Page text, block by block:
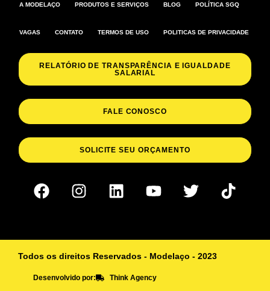
A MODELAÇO PRODUTOS E SERVIÇOS BLOG POLÍTICA SGQ
VAGAS CONTATO TERMOS DE USO POLITICAS DE PRIVACIDADE
RELATÓRIO DE TRANSPARÊNCIA E IGUALDADE
SALARIAL
FALE CONOSCO
SOLICITE SEU ORÇAMENTO
Todos os direitos Reservados - Modelaço - 2023
Desenvolvido por: Think Agency